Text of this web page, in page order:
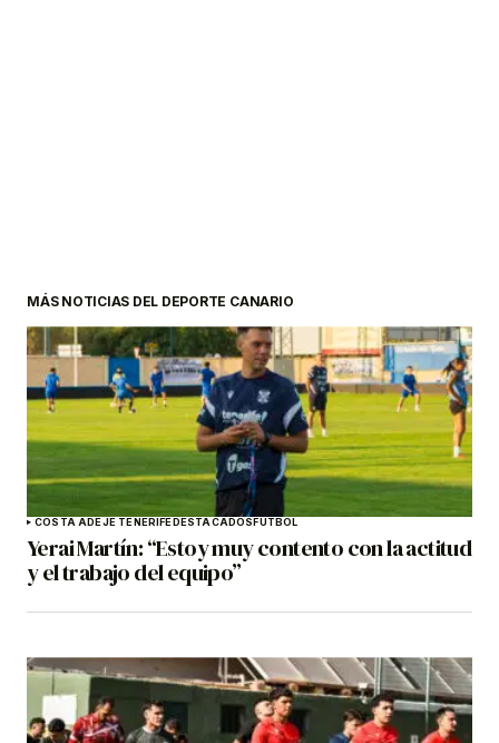
MÁS NOTICIAS DEL DEPORTE CANARIO
COSTA ADEJE TENERIFEDESTACADOSFÚTBOL
Yerai Martín: “Estoy muy contento con la actitud
y el trabajo del equipo”